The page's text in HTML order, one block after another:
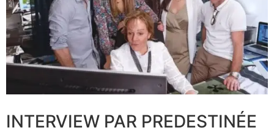
INTERVIEW PAR PREDESTINÉE